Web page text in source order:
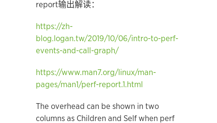
report输出解读：
https://zh-
blog.logan.tw/2019/10/06/intro-to-perf-
events-and-call-graph/
https://www.man7.org/linux/man-
pages/man1/perf-report.1.html
The overhead can be shown in two
columns as Children and Self when perf